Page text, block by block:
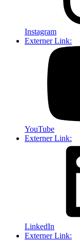
Instagram
Externer Link:
YouTube
Externer Link:
LinkedIn
Externer Link: